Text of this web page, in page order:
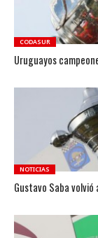
CODASUR
Uruguayos
NOTICIAS
Gustavo Saba